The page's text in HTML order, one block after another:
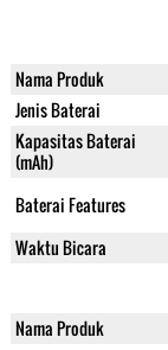
Nama Produk
Jenis Baterai
Kapasitas Baterai
(mAh)
Baterai Features
Waktu Bicara
Nama Produk